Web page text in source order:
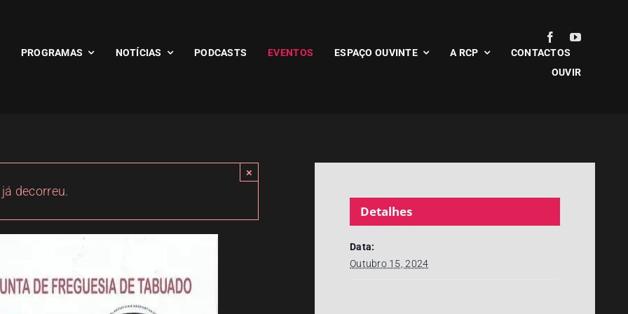
PROGRAMAS NOTÍCIAS PODCASTS EVENTOS ESPAÇO OUVINTE A RCP
CONTACTOS
OUVIR
decorreu.
×
Detalhes
Data:
Outubro 15, 2024